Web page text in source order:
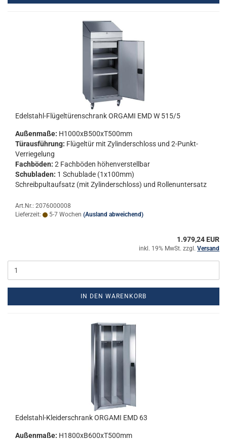
Edelstahl-​​Flü­gel­tü­ren­schrank OR­GA­MI EMD W 515/5
Au­ßen­ma­ße: H1000xB500xT500mm
Tür­aus­füh­rung: Flü­gel­tür mit Zy­lin­der­schloss und 2-​Punkt-
Verriegelung
Fach­bö­den: 2 Fach­bö­den hö­hen­ver­stell­bar
Schub­la­den: 1 Schub­la­de (1x100mm)
Schreib­pult­auf­satz (mit Zy­lin­der­schloss) und Rol­len­un­ter­satz
Art.Nr.: 2076000008
Lieferzeit:
5-7 Wochen (Ausland abweichend)
1.979,24 EUR
inkl. 19% MwSt. zzgl. Versand
IN DEN WARENKORB
Edelstahl-​​Klei­der­schrank OR­GA­MI EMD 63
Au­ßen­ma­ße: H1800xB600xT500mm